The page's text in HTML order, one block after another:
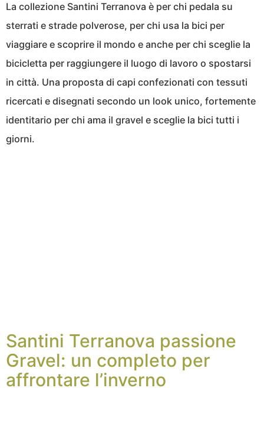
La collezione Santini Terranova è per chi pedala su
sterrati e strade polverose, per chi usa la bici per
viaggiare e scoprire il mondo e anche per chi sceglie la
bicicletta per raggiungere il luogo di lavoro o spostarsi
in città. Una proposta di capi confezionati con tessuti
ricercati e disegnati secondo un look unico, fortemente
identitario per chi ama il gravel e sceglie la bici tutti i
giorni.
Santini Terranova passione
Gravel: un completo per
affrontare l’inverno